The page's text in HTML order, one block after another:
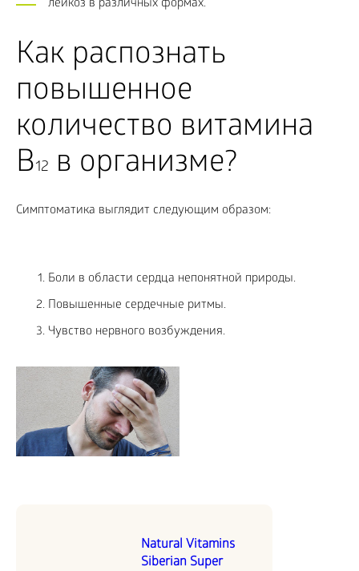
лейкоз в различных формах.
Как распознать
повышенное
количество витамина
В12 в организме?
Симптоматика выглядит следующим образом:
Боли в области сердца непонятной природы.
Повышенные сердечные ритмы.
Чувство нервного возбуждения.
Natural Vitamins
Siberian Super